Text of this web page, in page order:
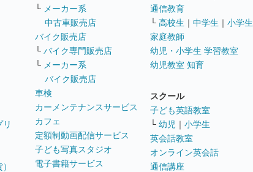
└ メーカー系
中古車販売店
バイク販売店
└ バイク専門販売店
└ メーカー系
バイク販売店
車検
カーメンテナンスサービス
カフェ
定額制動画配信サービス
子ども写真スタジオ
電子書籍サービス
通信教育
└ 高校生 ｜ 中学生 ｜ 小学生
家庭教師
幼児・小学生 学習教室
幼児教室 知育
スクール
子ども英語教室
└ 幼児 ｜ 小学生
英会話教室
オンライン英会話
通信講座